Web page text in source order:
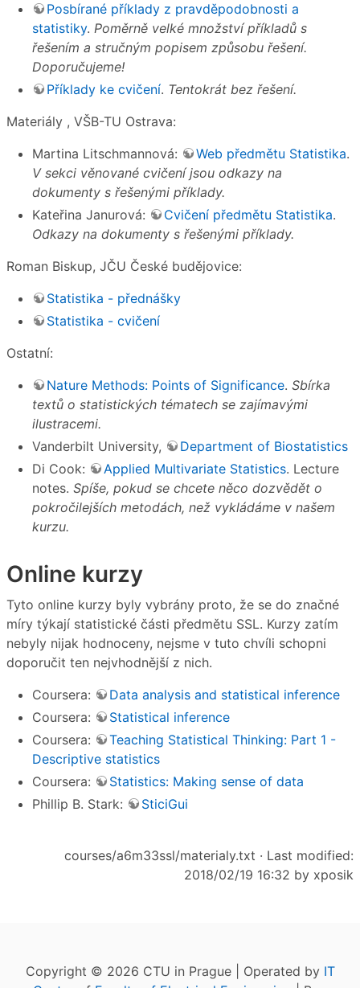
Posbírané příklady z pravděpodobnosti a
statistiky. Poměrně velké množství příkladů s
řešením a stručným popisem způsobu řešení.
Doporučujeme!
Příklady ke cvičení. Tentokrát bez řešení.
Materiály , VŠB-TU Ostrava:
Martina Litschmannová:
Web předmětu Statistika.
V sekci věnované cvičení jsou odkazy na
dokumenty s řešenými příklady.
Kateřina Janurová:
Cvičení předmětu Statistika.
Odkazy na dokumenty s řešenými příklady.
Roman Biskup, JČU České budějovice:
Statistika - přednášky
Statistika - cvičení
Ostatní:
Nature Methods: Points of Significance. Sbírka
textů o statistických tématech se zajímavými
ilustracemi.
Vanderbilt University,
Department of Biostatistics
Di Cook:
Applied Multivariate Statistics. Lecture
notes. Spíše, pokud se chcete něco dozvědět o
pokročilejších metodách, než vykládáme v našem
kurzu.
Online kurzy
Tyto online kurzy byly vybrány proto, že se do značné
míry týkají statistické části předmětu SSL. Kurzy zatím
nebyly nijak hodnoceny, nejsme v tuto chvíli schopni
doporučit ten nejvhodnější z nich.
Coursera:
Data analysis and statistical inference
Coursera:
Statistical inference
Coursera:
Teaching Statistical Thinking: Part 1 -
Descriptive statistics
Coursera:
Statistics: Making sense of data
Phillip B. Stark:
SticiGui
courses/a6m33ssl/materialy.txt · Last modified:
2018/02/19 16:32 by xposik
Copyright © 2026 CTU in Prague | Operated by IT